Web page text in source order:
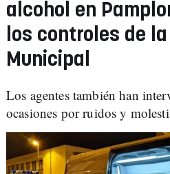
alcohol en
los controles de
Municipal
Los agentes también han
ocasiones por ruidos y